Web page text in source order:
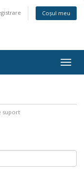
Coșul meu
suport